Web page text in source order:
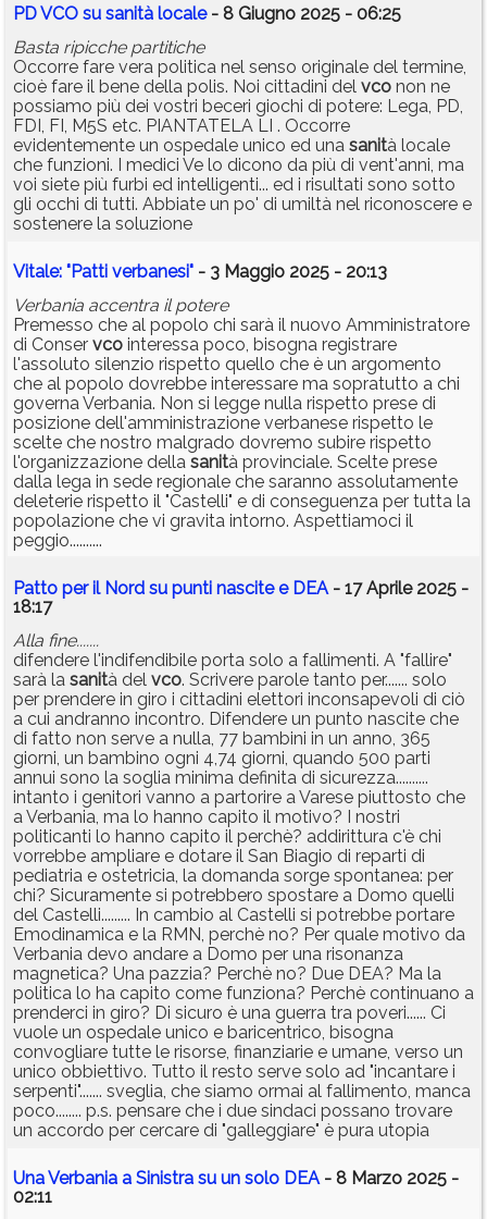
PD VCO su sanità locale- 8 Giugno 2025 - 06:25
Basta ripicche partitiche
Occorre fare vera politica nel senso originale del termine,
cioè fare il bene della polis. Noi cittadini del vco non ne
possiamo più dei vostri beceri giochi di potere: Lega, PD,
FDI, FI, M5S etc. PIANTATELA LI . Occorre
evidentemente un ospedale unico ed una sanità locale
che funzioni. I medici Ve lo dicono da più di vent'anni, ma
voi siete più furbi ed intelligenti... ed i risultati sono sotto
gli occhi di tutti. Abbiate un po' di umiltà nel riconoscere e
sostenere la soluzione
Vitale: "Patti verbanesi" - 3 Maggio 2025 - 20:13
Verbania accentra il potere
Premesso che al popolo chi sarà il nuovo Amministratore
di Conser vco interessa poco, bisogna registrare
l'assoluto silenzio rispetto quello che è un argomento
che al popolo dovrebbe interessare ma sopratutto a chi
governa Verbania. Non si legge nulla rispetto prese di
posizione dell'amministrazione verbanese rispetto le
scelte che nostro malgrado dovremo subire rispetto
l'organizzazione della sanità provinciale. Scelte prese
dalla lega in sede regionale che saranno assolutamente
deleterie rispetto il "Castelli" e di conseguenza per tutta la
popolazione che vi gravita intorno. Aspettiamoci il
peggio..........
Patto per il Nord su punti nascite e DEA- 17 Aprile 2025 -
18:17
Alla fine.......
difendere l'indifendibile porta solo a fallimenti. A "fallire"
sarà la sanità del vco. Scrivere parole tanto per....... solo
per prendere in giro i cittadini elettori inconsapevoli di ciò
a cui andranno incontro. Difendere un punto nascite che
di fatto non serve a nulla, 77 bambini in un anno, 365
giorni, un bambino ogni 4,74 giorni, quando 500 parti
annui sono la soglia minima definita di sicurezza..........
intanto i genitori vanno a partorire a Varese piuttosto che
a Verbania, ma lo hanno capito il motivo? I nostri
politicanti lo hanno capito il perchè? addirittura c'è chi
vorrebbe ampliare e dotare il San Biagio di reparti di
pediatria e ostetricia, la domanda sorge spontanea: per
chi? Sicuramente si potrebbero spostare a Domo quelli
del Castelli......... In cambio al Castelli si potrebbe portare
Emodinamica e la RMN, perchè no? Per quale motivo da
Verbania devo andare a Domo per una risonanza
magnetica? Una pazzia? Perchè no? Due DEA? Ma la
politica lo ha capito come funziona? Perchè continuano a
prenderci in giro? Di sicuro è una guerra tra poveri...... Ci
vuole un ospedale unico e baricentrico, bisogna
convogliare tutte le risorse, finanziarie e umane, verso un
unico obbiettivo. Tutto il resto serve solo ad "incantare i
serpenti"....... sveglia, che siamo ormai al fallimento, manca
poco........ p.s. pensare che i due sindaci possano trovare
un accordo per cercare di "galleggiare" è pura utopia
Una Verbania a Sinistra su un solo DEA- 8 Marzo 2025 -
02:11